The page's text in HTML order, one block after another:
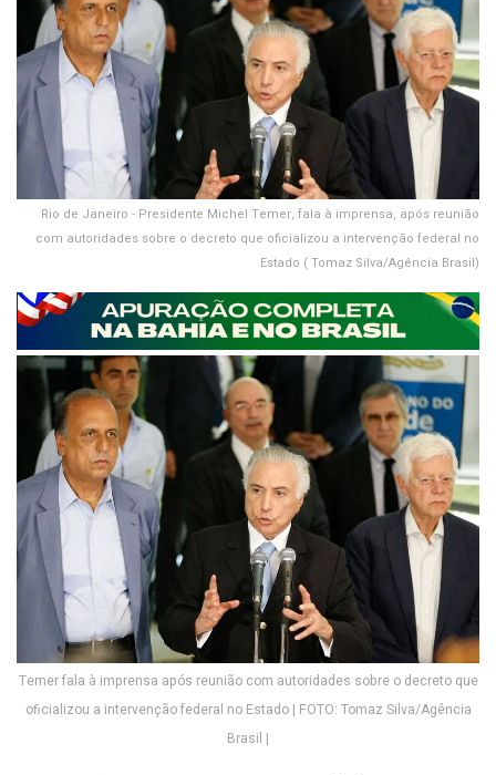
Rio de Janeiro - Presidente Michel Temer, fala à imprensa, após reunião
com autoridades sobre o decreto que oficializou a intervenção federal no
Estado ( Tomaz Silva/Agência Brasil)
Temer fala à imprensa após reunião com autoridades sobre o decreto que
oficializou a intervenção federal no Estado | FOTO: Tomaz Silva/Agência
Brasil |